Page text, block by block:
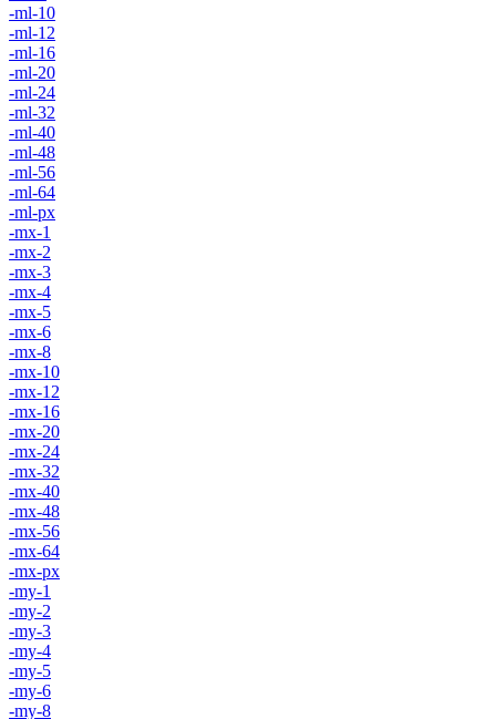
-ml-10
-ml-12
-ml-16
-ml-20
-ml-24
-ml-32
-ml-40
-ml-48
-ml-56
-ml-64
-ml-px
-mx-1
-mx-2
-mx-3
-mx-4
-mx-5
-mx-6
-mx-8
-mx-10
-mx-12
-mx-16
-mx-20
-mx-24
-mx-32
-mx-40
-mx-48
-mx-56
-mx-64
-mx-px
-my-1
-my-2
-my-3
-my-4
-my-5
-my-6
-my-8